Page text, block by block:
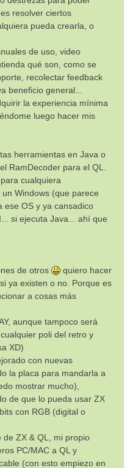
resolver ciertos
pueda crearla, o
de uso, video
qué son, como se
recolectar feedback
beneficio general...
la experiencia mínima
luego hacer mis
herramientas en Java o
RamDecoder para el QL.
cualquiera
Windows (que parece
ese OS y ya cansadico
si ejecuta Java... ahí que
de otros
quiero hacer
ya existen o no. Porque es
a cosas más
aunque tampoco será
poli del retro y
XD)
con nuevas
la placa para mandarla a
mostrar mucho),
de que lo pueda usar ZX
con RGB (digital o
de ZX & QL, mi propio
PC/MAC a QL y
(con esto empiezo en